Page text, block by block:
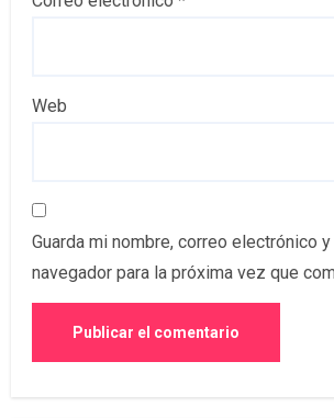
Web
Guarda mi nombre, correo electrónico
navegador para la próxima vez que